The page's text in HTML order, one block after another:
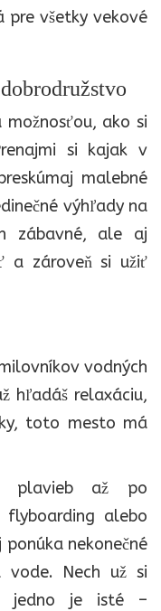
všetky vekové
možnosťou, ako si
si kajak v
malebné
výhľady na
zábavné, ale aj
a zároveň si užiť
vodných
hľadáš relaxáciu,
toto mesto má
plavieb až po
alebo
nekonečné
vode. Nech už si
jedno je isté –